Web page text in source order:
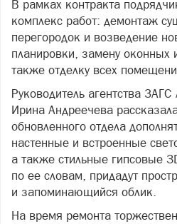
В рамках контракта
комплекс работ: демонтаж
перегородок и возведение
планировки, замену оконных
также отделку всех
Руководитель агентства ЗАГС
Ирина Андреечева
обновленного отдела
настенные и встроенные
а также стильные гипсовые
по ее словам, придадут
и запоминающийся облик.
На время ремонта